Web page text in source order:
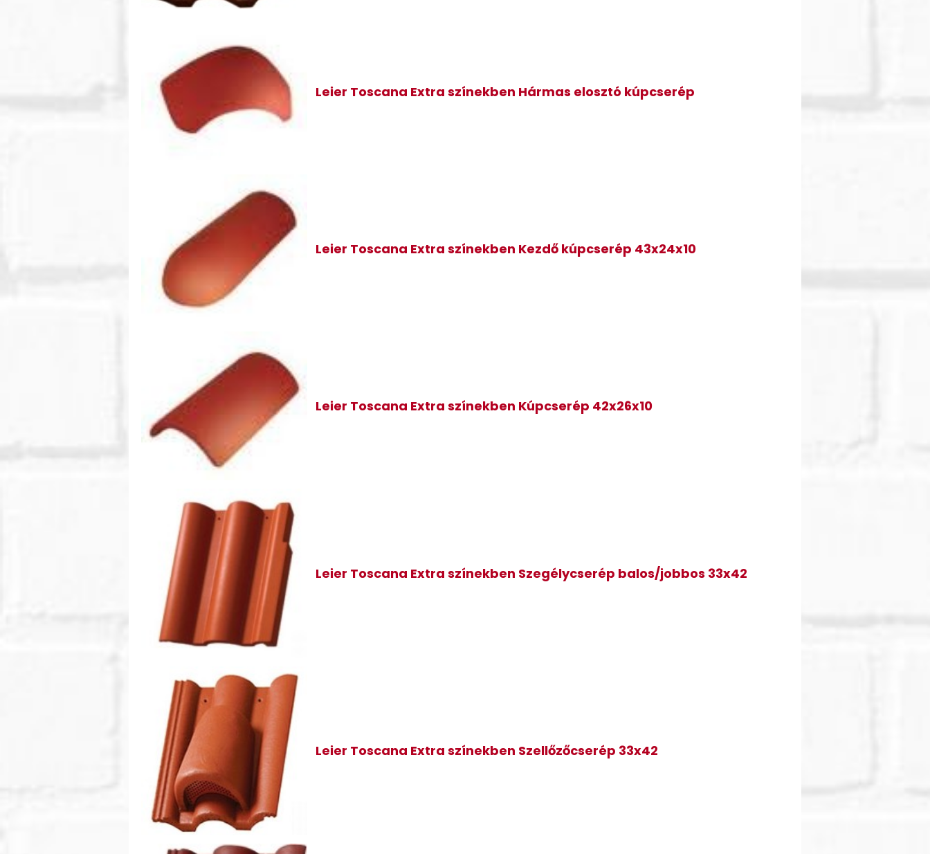
Leier Toscana Extra színekben Hármas elosztó kúpcserép
Leier Toscana Extra színekben Kezdő kúpcserép 43x24x10
Leier Toscana Extra színekben Kúpcserép 42x26x10
Leier Toscana Extra színekben Szegélycserép balos/jobbos 33x42
Leier Toscana Extra színekben Szellőzőcserép 33x42